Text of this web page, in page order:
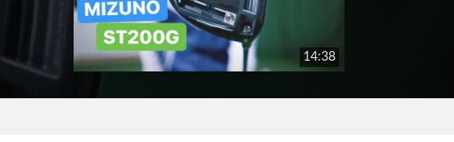
14:38